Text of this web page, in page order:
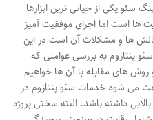
سئو یکی از حیاتی ترین ابزارها
است اما اجرای موفقیت آمیز
ها و مشکلات آن است در این
پنتازوم به بررسی عواملی که
های مقابله با آن ها خواهیم
می شود خدمات سئو پنتازوم در
داشته باشد. البته سختی پروژه